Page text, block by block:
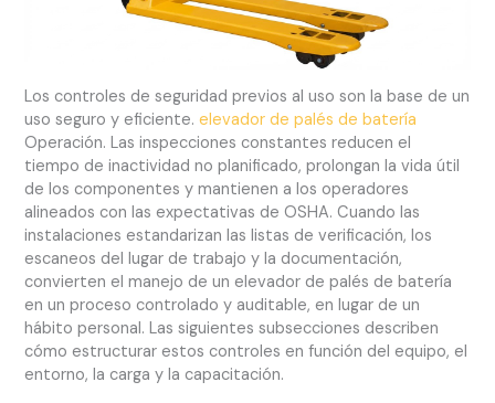
Los controles de seguridad previos al uso son la base de un
uso seguro y eficiente.elevador de palés de batería
Operación. Las inspecciones constantes reducen el
tiempo de inactividad no planificado, prolongan la vida útil
de los componentes y mantienen a los operadores
alineados con las expectativas de OSHA. Cuando las
instalaciones estandarizan las listas de verificación, los
escaneos del lugar de trabajo y la documentación,
convierten el manejo de un elevador de palés de batería
en un proceso controlado y auditable, en lugar de un
hábito personal. Las siguientes subsecciones describen
cómo estructurar estos controles en función del equipo, el
entorno, la carga y la capacitación.